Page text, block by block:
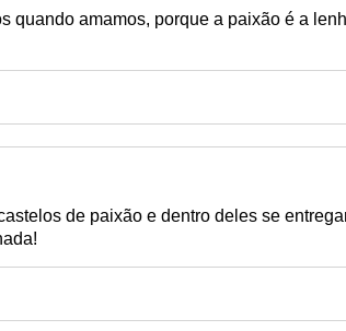
quando amamos, porque a paixão é a
de paixão e dentro deles se